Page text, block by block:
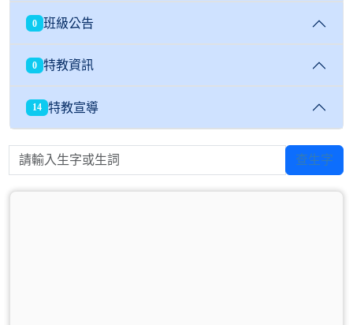
0 班級公告
0 特教資訊
14 特教宣導
請輸入生字或生詞 查生字